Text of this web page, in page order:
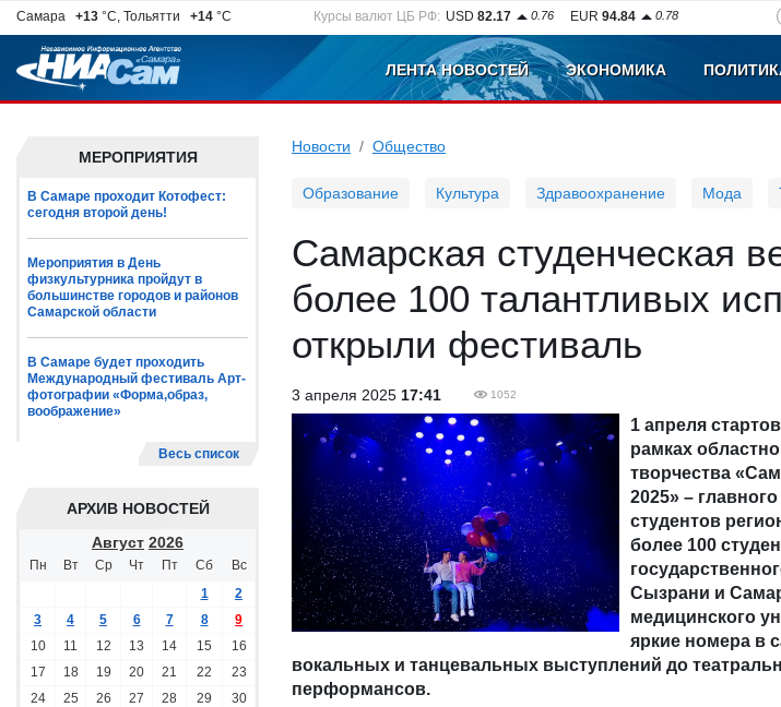
Самара +13 °C, Тольятти +14 °C Курсы валют ЦБ РФ: USD 82.17 0.76 EUR 94.84 0.78
ЛЕНТА НОВОСТЕЙ ЭКОНОМИКА
МЕРОПРИЯТИЯ
В Самаре проходит Котофест:
сегодня второй день!
Мероприятия в День
физкультурника пройдут в
большинстве городов и районов
Самарской области
В Самаре будет проходить
Международный фестиваль Арт-
фотографии «Форма,образ,
воображение»
Весь список
АРХИВ НОВОСТЕЙ
Август 2026
Пн Вт Ср Чт Пт Сб
Вс
1
2
3
4 5 6 7 8
9
10
11 12 13 14 15
16
17
18 19 20 21 22
23
24
25 26 27 28 29
30
Новости Общество
Образование Культура Здравоохранение Мода
Самарская студенческая
более 100 талантливых
открыли фестиваль
3 апреля 2025 17:41 1052
1 апреля
рамках
творчества
2025» –
студентов
более 100
Сызрани и
медицинского
яркие номера в
вокальных и танцевальных выступлений до
перформансов.